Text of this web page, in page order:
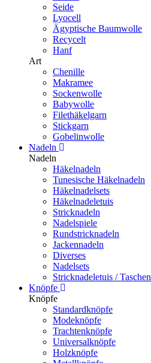
Seide
Lyocell
Ägyptische Baumwolle
Recycelt
Hanf
Art
Chenille
Makramee
Sockenwolle
Babywolle
Filethäkelgarn
Stickgarn
Gobelinwolle
Nadeln
Nadeln
Häkelnadeln
Tunesische Häkelnadeln
Häkelnadelsets
Häkelnadeletuis
Stricknadeln
Nadelspiele
Rundstricknadeln
Jackennadeln
Diverses
Nadelsets
Stricknadeletuis / Taschen
Knöpfe
Knöpfe
Standardknöpfe
Modeknöpfe
Trachtenknöpfe
Universalknöpfe
Holzknöpfe